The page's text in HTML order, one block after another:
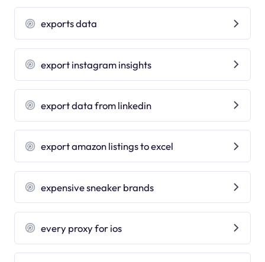
exports data
export instagram insights
export data from linkedin
export amazon listings to excel
expensive sneaker brands
every proxy for ios